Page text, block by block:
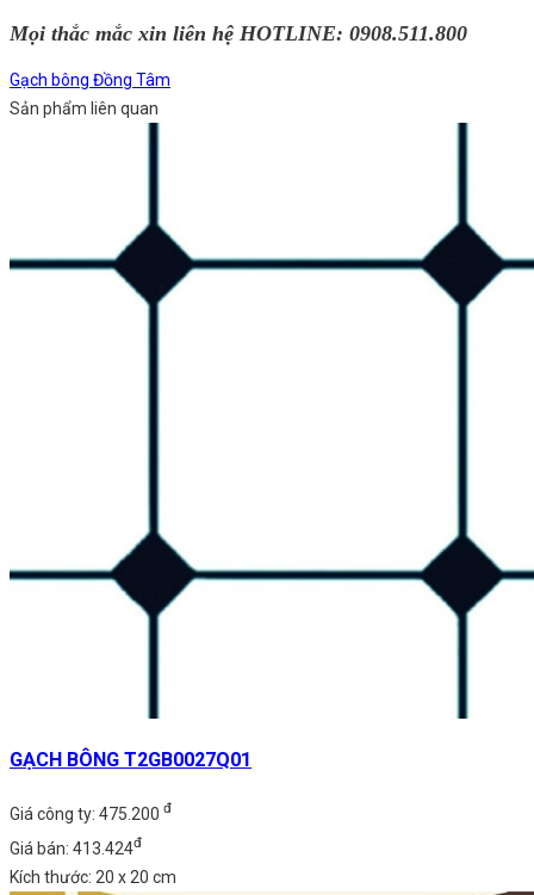
Mọi thắc mắc xin liên hệ HOTLINE: 0908.511.800
Gạch bông Đồng Tâm
Sản phẩm liên quan
GẠCH BÔNG T2GB0027Q01
Giá công ty: 475.200 đ
Giá bán: 413.424đ
Kích thước: 20 x 20 cm